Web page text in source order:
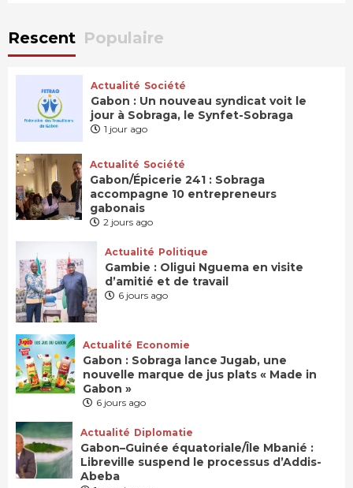
Rescent Populaire
Actualité Société
Gabon : Un nouveau syndicat voit le
jour à Sobraga, le Synfet-Sobraga
1 jour ago
Actualité Société
Gabon/Épicerie 241 : Sobraga
accompagne 10 entrepreneurs
gabonais
2 jours ago
Actualité Politique
Gambie : Oligui Nguema en visite
d’amitié et de travail
6 jours ago
Actualité Economie
Gabon : Sobraga lance Jugab, une
nouvelle marque de jus plats « Made in
Gabon »
6 jours ago
Actualité Diplomatie
Gabon–Guinée équatoriale/Île Mbanié :
Libreville suspend le processus d’Addis-
Abeba